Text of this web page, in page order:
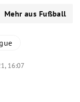
Mehr aus Fußball
16:07